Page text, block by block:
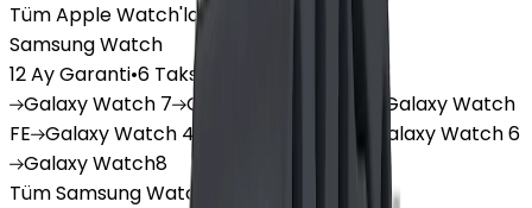
Tüm Apple Watch'lar
Samsung Watch
12 Ay Garanti•6 Taksit
GalaxyWatch 7 Galaxy Watch Ultra GalaxyWatch
FE GalaxyWatch 4 Watch 5 GalaxyWatch 6
GalaxyWatch8
Tüm Samsung Watch'lar